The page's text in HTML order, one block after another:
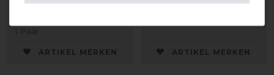
1 Paar
ARTIKEL MERKEN ARTIKEL MERKEN